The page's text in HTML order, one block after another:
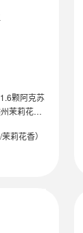
颗阿克苏
茉莉花
莉花香）